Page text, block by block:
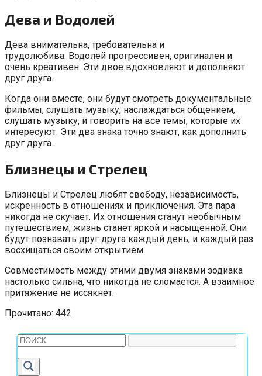
Дева и Водолей
Дева внимательна, требовательна и
трудолюбива. Водолей прогрессивен, оригинален и
очень креативен. Эти двое вдохновляют и дополняют
друг друга.
Когда они вместе, они будут смотреть документальные
фильмы, слушать музыку, наслаждаться общением,
слушать музыку, и говорить на все темы, которые их
интересуют. Эти два знака точно знают, как дополнить
друг друга.
Близнецы и Стрелец
Близнецы и Стрелец любят свободу, независимость,
искренность в отношениях и приключения. Эта пара
никогда не скучает. Их отношения станут необычным
путешествием, жизнь станет яркой и насыщенной. Они
будут познавать друг друга каждый день, и каждый раз
восхищаться своим открытием.
Совместимость между этими двумя знаками зодиака
настолько сильна, что никогда не сломается. А взаимное
притяжение не иссякнет.
Прочитано: 442